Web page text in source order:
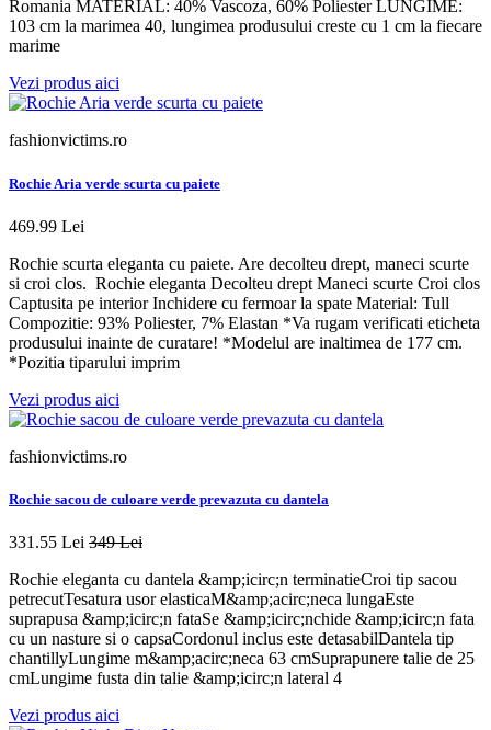
Romania MATERIAL: 40% Vascoza, 60% Poliester LUNGIME:
103 cm la marimea 40, lungimea produsului creste cu 1 cm la fiecare
marime
Vezi produs aici
fashionvictims.ro
Rochie Aria verde scurta cu paiete
469.99 Lei
Rochie scurta eleganta cu paiete. Are decolteu drept, maneci scurte
si croi clos. Rochie eleganta Decolteu drept Maneci scurte Croi clos
Captusita pe interior Inchidere cu fermoar la spate Material: Tull
Compozitie: 93% Poliester, 7% Elastan *Va rugam verificati eticheta
produsului inainte de curatare! *Modelul are inaltimea de 177 cm.
*Pozitia tiparului imprim
Vezi produs aici
fashionvictims.ro
Rochie sacou de culoare verde prevazuta cu dantela
331.55 Lei 349 Lei
Rochie eleganta cu dantela &amp;icirc;n terminatieCroi tip sacou
petrecutTesatura usor elasticaM&amp;acirc;neca lungaEste
suprapusa &amp;icirc;n fataSe &amp;icirc;nchide &amp;icirc;n fata
cu un nasture si o capsaCordonul inclus este detasabilDantela tip
chantillyLungime m&amp;acirc;neca 63 cmSuprapunere talie de 25
cmLungime fusta din talie &amp;icirc;n lateral 4
Vezi produs aici